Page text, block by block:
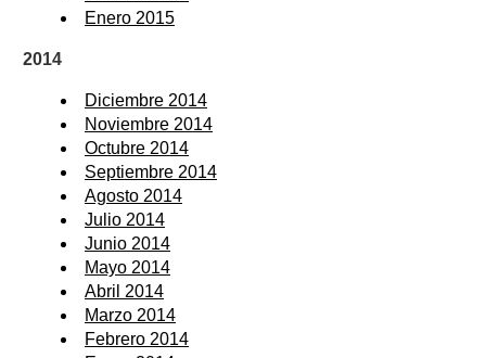
Enero 2015
2014
Diciembre 2014
Noviembre 2014
Octubre 2014
Septiembre 2014
Agosto 2014
Julio 2014
Junio 2014
Mayo 2014
Abril 2014
Marzo 2014
Febrero 2014